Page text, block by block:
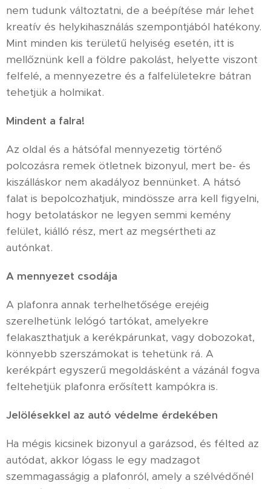
nem tudunk változtatni, de a beépítése már lehet
kreatív és helykihasználás szempontjából hatékony.
Mint minden kis területű helyiség esetén, itt is
mellőznünk kell a földre pakolást, helyette viszont
felfelé, a mennyezetre és a falfelületekre bátran
tehetjük a holmikat.
Mindent a falra!
Az oldal és a hátsófal mennyezetig történő
polcozásra remek ötletnek bizonyul, mert be- és
kiszálláskor nem akadályoz bennünket. A hátsó
falat is bepolcozhatjuk, mindössze arra kell figyelni,
hogy betolatáskor ne legyen semmi kemény
felület, kiálló rész, mert az megsértheti az
autónkat.
A mennyezet csodája
A plafonra annak terhelhetősége erejéig
szerelhetünk lelógó tartókat, amelyekre
felakaszthatjuk a kerékpárunkat, vagy dobozokat,
könnyebb szerszámokat is tehetünk rá. A
kerékpárt egyszerű megoldásként a vázánál fogva
feltehetjük plafonra erősített kampókra is.
Jelölésekkel az autó védelme érdekében
Ha mégis kicsinek bizonyul a garázsod, és félted az
autódat, akkor lógass le egy madzagot
szemmagasságig a plafonról, amely a szélvédőnél